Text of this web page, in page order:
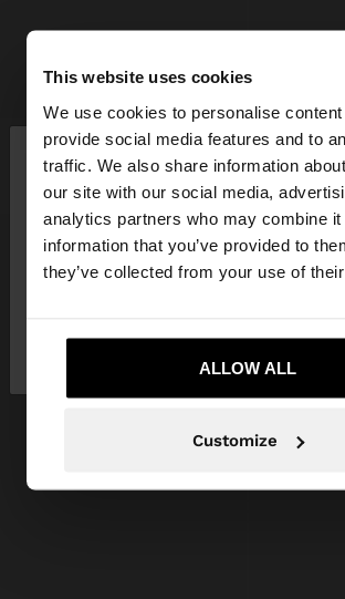
This website uses cookies
We use cookies to personalise
provide social media features and to
traffic. We also share information
our site with our social media,
analytics partners who may combine
information that you’ve provided to
they’ve collected from your use of
ALLOW ALL
Customize
bună ziua
Accesați site-ul din Romania. Doriți
site-ul nostru din United States?
+
PIERCING CU PIETRE DE ZIRCONIU - OȚEL INOXIDABIL
109.90 LEI
109.90 LEI